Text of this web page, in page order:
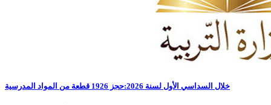
خلال السداسي الأول لسنة 2026:حجز 1926 قطعة من المواد المدرسية